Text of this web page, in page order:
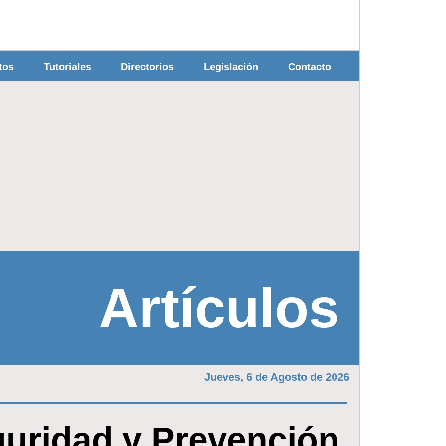
Tutoriales Directorios Legislación Contacto
Artículos
Jueves, 6 de Agosto de 2026